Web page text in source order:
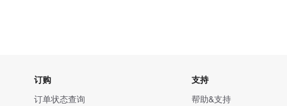
订购
订单状态查询
支持
帮助&支持